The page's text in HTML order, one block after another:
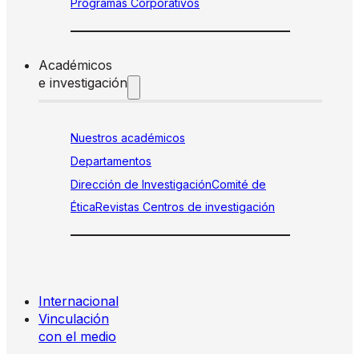
Académicos
e investigación
Nuestros académicos
Departamentos
Dirección de InvestigaciónComité de
ÉticaRevistas Centros de investigación
Internacional
Vinculación
con el medio